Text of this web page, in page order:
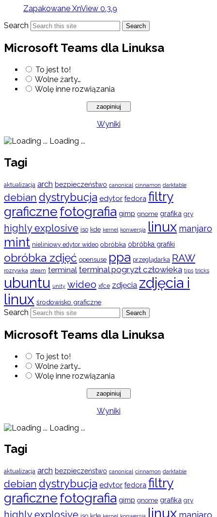
Zapakowane XnView 0.3.9
Search
Search
Microsoft Teams dla Linuksa
To jest to!
Wolne żarty…
Wolę inne rozwiązania
Wyniki
Loading ...
Tagi
aktualizacja arch bezpieczeństwo canonical cinnamon darktable
debian dystrybucja edytor fedora filtry
graficznefotografia gimp gnome grafika gry
highly explosive iso kde kernel konwersja linux manjaro
mint nieliniowy edytor wideo obróbka obróbka grafiki
obróbka zdjęć opensuse ppa przeglądarka RAW
rozrywka steam terminal terminal pogryzł człowieka tips tricks
ubuntu unity wideo xfce zdjęcia zdjęcia i
linux środowisko graficzne
Search Search
Microsoft Teams dla Linuksa
To jest to!
Wolne żarty…
Wolę inne rozwiązania
Wyniki
Loading ...
Tagi
aktualizacja arch bezpieczeństwo canonical cinnamon darktable
debian dystrybucja edytor fedora filtry
graficznefotografia gimp gnome grafika gry
linux